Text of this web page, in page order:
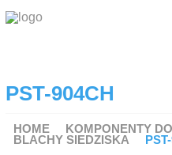
PRODUKTY
Komponenty do
PST-904CH
HOME
KOMPONENTY
BLACHY SIEDZISKA